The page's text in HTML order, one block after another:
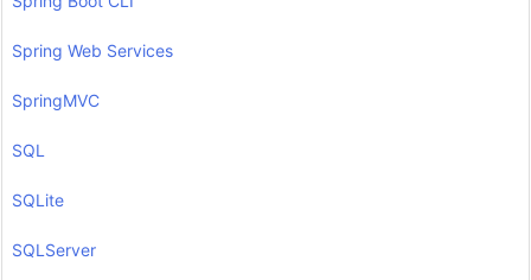
Spring Web Services
SpringMVC
SQL
SQLite
SQLServer